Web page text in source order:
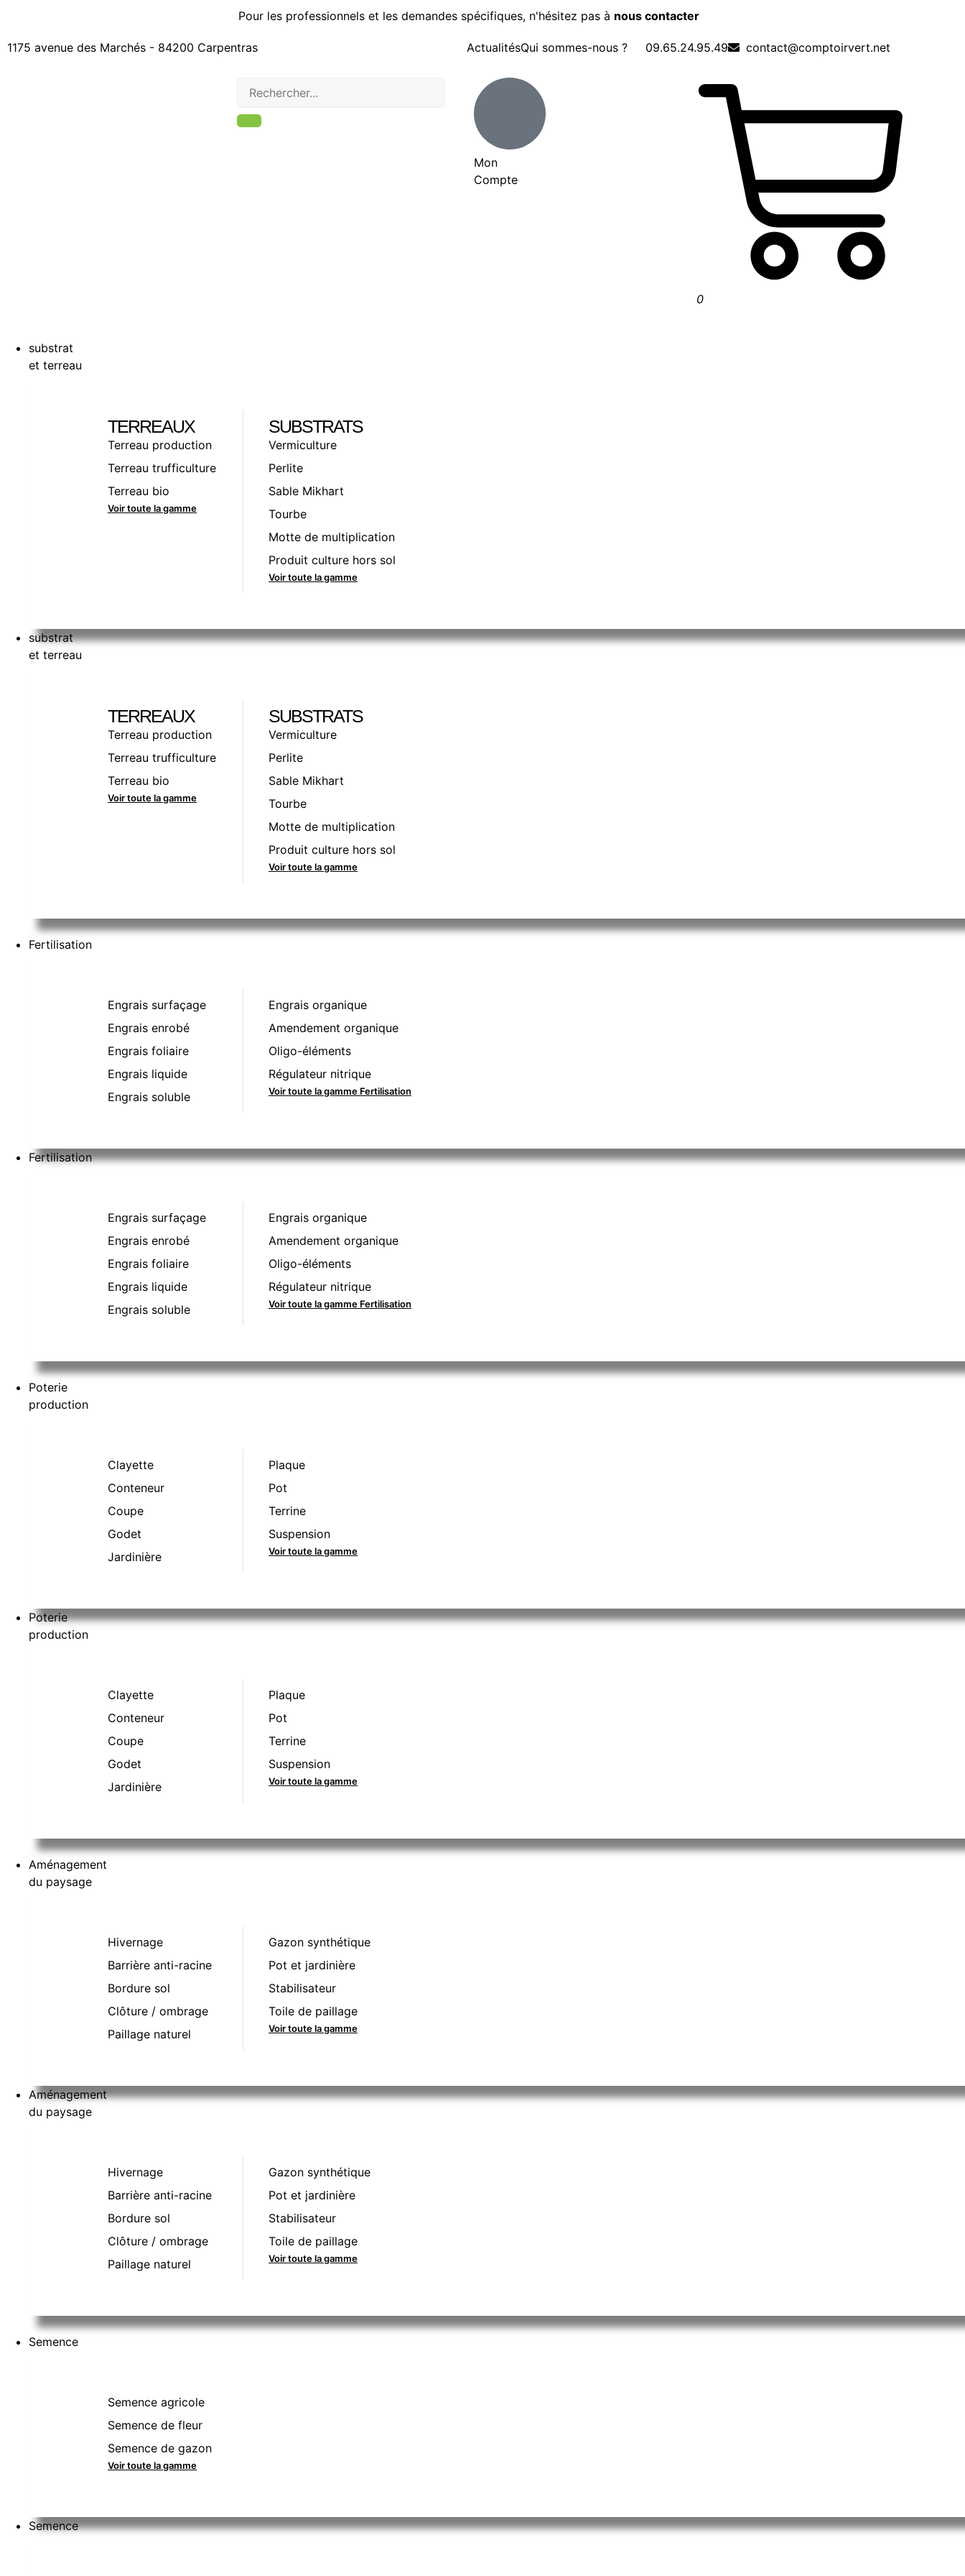
Pour les professionnels et les demandes spécifiques, n'hésitez pas à nous contacter
1175 avenue des Marchés - 84200 Carpentras ActualitésQui sommes-nous ? 09.65.24.95.49 contact@comptoirvert.net
Mon
Compte
0
substrat
et terreau
TERREAUX
Terreau production
Terreau trufficulture
Terreau bio
Voir toute la gamme
SUBSTRATS
Vermiculture
Perlite
Sable Mikhart
Tourbe
Motte de multiplication
Produit culture hors sol
Voir toute la gamme
substrat
et terreau
TERREAUX
Terreau production
Terreau trufficulture
Terreau bio
Voir toute la gamme
SUBSTRATS
Vermiculture
Perlite
Sable Mikhart
Tourbe
Motte de multiplication
Produit culture hors sol
Voir toute la gamme
Fertilisation
Engrais surfaçage
Engrais enrobé
Engrais foliaire
Engrais liquide
Engrais soluble
Engrais organique
Amendement organique
Oligo-éléments
Régulateur nitrique
Voir toute la gamme Fertilisation
Fertilisation
Engrais surfaçage
Engrais enrobé
Engrais foliaire
Engrais liquide
Engrais soluble
Engrais organique
Amendement organique
Oligo-éléments
Régulateur nitrique
Voir toute la gamme Fertilisation
Poterie
production
Clayette
Conteneur
Coupe
Godet
Jardinière
Plaque
Pot
Terrine
Suspension
Voir toute la gamme
Poterie
production
Clayette
Conteneur
Coupe
Godet
Jardinière
Plaque
Pot
Terrine
Suspension
Voir toute la gamme
Aménagement
du paysage
Hivernage
Barrière anti-racine
Bordure sol
Clôture / ombrage
Paillage naturel
Gazon synthétique
Pot et jardinière
Stabilisateur
Toile de paillage
Voir toute la gamme
Aménagement
du paysage
Hivernage
Barrière anti-racine
Bordure sol
Clôture / ombrage
Paillage naturel
Gazon synthétique
Pot et jardinière
Stabilisateur
Toile de paillage
Voir toute la gamme
Semence
Semence agricole
Semence de fleur
Semence de gazon
Voir toute la gamme
Semence